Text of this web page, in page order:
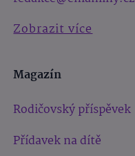
Zobrazit více
Magazín
Rodičovský příspěvek
Přídavek na dítě